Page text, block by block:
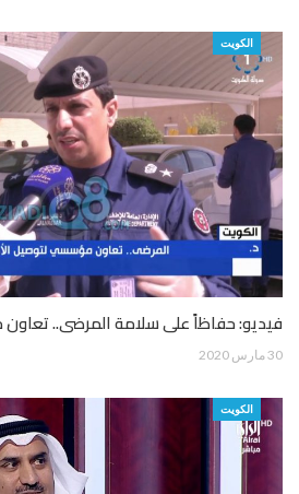
الكويت
فيديو: حفاظاً على سلامة المرضى..
30 مارس 2020
الكويت